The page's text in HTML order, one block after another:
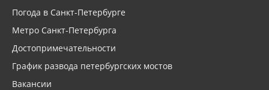
Погода в Санкт-Петербурге
Метро Санкт-Петербурга
Достопримечательности
График развода петербургских мостов
Вакансии